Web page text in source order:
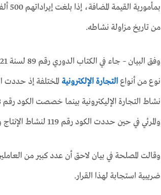
من تاريخ مزاولة نشاطه.
نوع من أنواعالتجارة الإلكترونية
والمرئي في حين حددت الكود رقم 119 لنشاط الإنتاج ونشر المحتوى المقروء.
وقالت المصلحة في بيان لاحق أن عدد كبير من
ضريبية استجابة لهذا القرار.